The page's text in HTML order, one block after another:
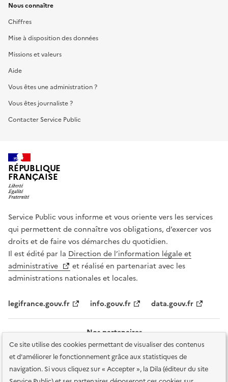
Ce site utilise des cookies permettant de visualiser des contenus
et d'améliorer le fonctionnement grâce aux statistiques de
navigation. Si vous cliquez sur « Accepter », la Dila (éditeur du site
Nous connaître
Chiffres
Mise à disposition des données
Missions et valeurs
Aide
Vous êtes une administration ?
Vous êtes journaliste ?
Contacter Service Public
RÉPUBLIQUE
FRANÇAISE
Service Public vous informe et vous oriente vers les services
qui permettent de connaître vos obligations, d’exercer vos
droits et de faire vos démarches du quotidien.
Il est édité par la Direction de l’information légale et
administrative
et réalisé en partenariat avec les
administrations nationales et locales.
legifrance.gouv.fr info.gouv.fr data.gouv.fr
Nos partenaires